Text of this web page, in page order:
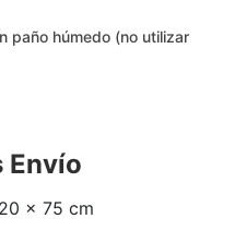
paño húmedo (no utilizar
Envío
x 75 cm